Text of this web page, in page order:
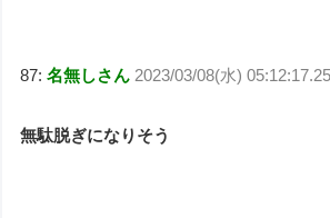
87:名無しさん 2023/03/08(水)
無駄脱ぎになりそう